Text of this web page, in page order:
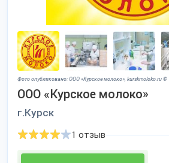
Фото опубликовано: ООО «Курское молоко», kurskmoloko.ru ©
ООО «Курское молоко»
г.Курск
1 отзыв